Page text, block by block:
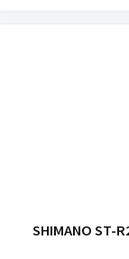
SHIMANO ST-